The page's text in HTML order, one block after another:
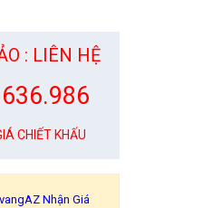
: LIÊN HỆ
CHIẾT KHẤU
Nhận Giá